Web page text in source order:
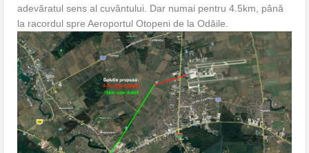
adevăratul sens al cuvântului. Dar numai pentru 4.5km, până
la racordul spre Aeroportul Otopeni de la Odăile.